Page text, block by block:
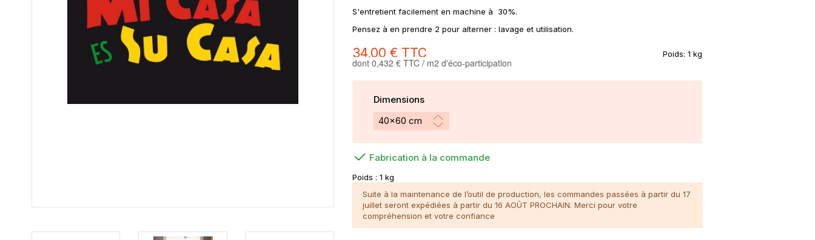
S'entretient facilement en machine à 30%.
Pensez à en prendre 2 pour alterner : lavage et utilisation.
34,00 € TTC Poids: 1 kg
dont 0,432 € TTC / m2 d'éco-participation
Dimensions
Fabrication à la commande
Poids :1 kg
Suite à la maintenance de l’outil de production, les commandes passées à partir du 17
juillet seront expédiées à partir du 16 AOÛT PROCHAIN. Merci pour votre
compréhension et votre confiance